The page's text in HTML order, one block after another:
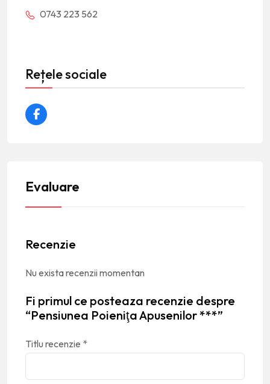
0743 223 562
Rețele sociale
Evaluare
Recenzie
Nu exista recenzii momentan
Fi primul ce posteaza recenzie despre
“Pensiunea Poieniţa Apusenilor ***”
Titlu recenzie *